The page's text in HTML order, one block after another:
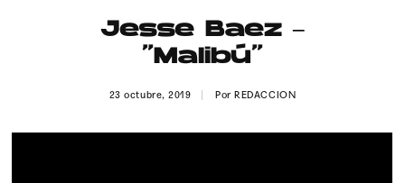
Jesse Baez –
“Malibú”
23 octubre, 2019 PorREDACCION